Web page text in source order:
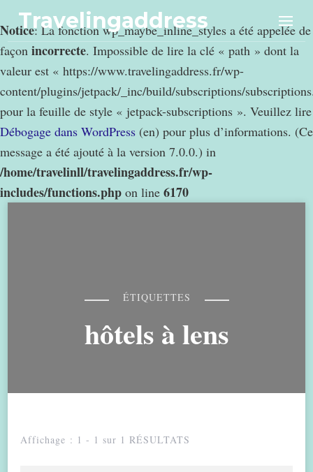
Notice: La fonction wp_maybe_inline_styles a été appelée de
façon incorrecte. Impossible de lire la clé « path » dont la
valeur est « https://www.travelingaddress.fr/wp-
content/plugins/jetpack/_inc/build/subscriptions/
pour la feuille de style « jetpack-subscriptions ». Veuillez lire
Débogage dans WordPress (en) pour plus d’informations. (Ce
message a été ajouté à la version 7.0.0.) in
/home/travelinll/travelingaddress.fr/wp-
includes/functions.php on line 6170
Travelingaddress
ÉTIQUETTES
hôtels à lens
Affichage : 1 - 1 sur 1 RÉSULTATS